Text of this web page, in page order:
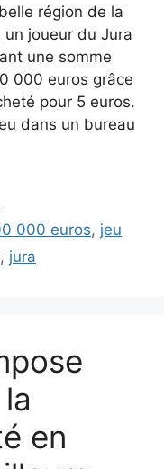
région de la
joueur du Jura
une somme
000 euros grâce
pour 5 euros.
dans un bureau
000 euros, jeu
, jura
en